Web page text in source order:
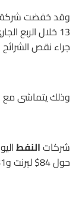
جراء نقص الشرائح
وذلك يتماشى مع
شركاتالنفط
حول 84$ لبرنت و81$ للأمريكي